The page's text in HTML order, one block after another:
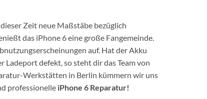
Zeit neue Maßstäbe bezüglich
das iPhone 6 eine große Fangemeinde.
auf. Hat der Akku
Ladeport defekt, so steht dir das Team von
Werkstätten in Berlin kümmern wir uns
professionelle iPhone 6 Reparatur!